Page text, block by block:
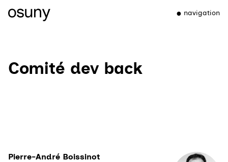
navigation
Comité dev back
Pierre-André Boissinot